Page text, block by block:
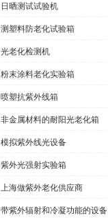
日晒测试试验机
测塑料防老化试验箱
光老化检测机
粉末涂料老化实验箱
喷塑抗紫外线箱
非金属材料的耐阳光老化箱
模拟紫外线光设备
紫外光强射实验箱
上海做紫外老化供应商
带紫外辐射和冷凝功能的设备